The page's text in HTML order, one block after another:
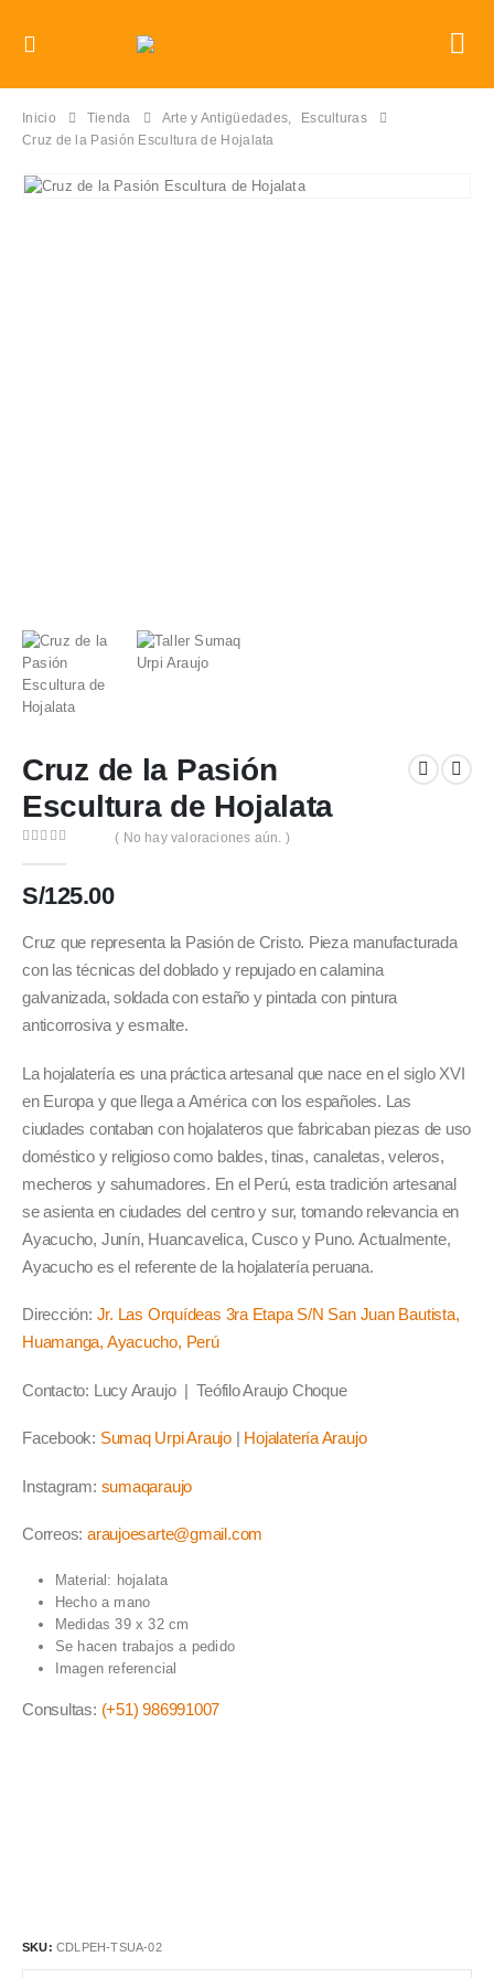
Inicio Tienda Arte y Antigüedades,
Esculturas
Cruz de la Pasión Escultura de Hojalata
Cruz de la Pasión
Escultura de Hojalata
( No hay valoraciones aún. )
S/125.00
Cruz que representa la Pasión de Cristo. Pieza manufacturada
con las técnicas del doblado y repujado en calamina
galvanizada, soldada con estaño y pintada con pintura
anticorrosiva y esmalte.
La hojalatería es una práctica artesanal que nace en el siglo XVI
en Europa y que llega a América con los españoles. Las
ciudades contaban con hojalateros que fabricaban piezas de uso
doméstico y religioso como baldes, tinas, canaletas, veleros,
mecheros y sahumadores. En el Perú, esta tradición artesanal
se asienta en ciudades del centro y sur, tomando relevancia en
Ayacucho, Junín, Huancavelica, Cusco y Puno. Actualmente,
Ayacucho es el referente de la hojalatería peruana.
Dirección: Jr. Las Orquídeas 3ra Etapa S/N San Juan Bautista,
Huamanga, Ayacucho, Perú
Contacto: Lucy Araujo | Teófilo Araujo Choque
Facebook: Sumaq Urpi Araujo Hojalatería Araujo
Instagram: sumaqaraujo
Correos: araujoesarte@gmail.com
Material: hojalata
Hecho a mano
Medidas 39 x 32 cm
Se hacen trabajos a pedido
Imagen referencial
Consultas: (+51) 986991007
SKU: CDLPEH-TSUA-02